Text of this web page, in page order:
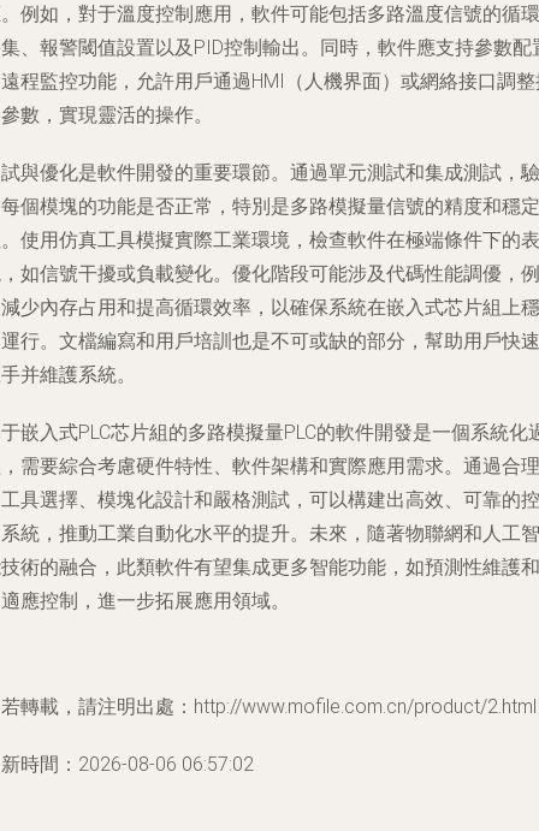
例如，對于溫度控制應用，軟件可能包括多路溫度信號的循環
、報警閾值設置以及PID控制輸出。同時，軟件應支持參數配
程監控功能，允許用戶通過HMI（人機界面）或網絡接口調
數，實現靈活的操作。
與優化是軟件開發的重要環節。通過單元測試和集成測試，驗
個模塊的功能是否正常，特別是多路模擬量信號的精度和穩定
使用仿真工具模擬實際工業環境，檢查軟件在極端條件下的表
如信號干擾或負載變化。優化階段可能涉及代碼性能調優，例
少內存占用和提高循環效率，以確保系統在嵌入式芯片組上穩
行。文檔編寫和用戶培訓也是不可或缺的部分，幫助用戶快速
并維護系統。
嵌入式PLC芯片組的多路模擬量PLC的軟件開發是一個系統化
需要綜合考慮硬件特性、軟件架構和實際應用需求。通過合理
具選擇、模塊化設計和嚴格測試，可以構建出高效、可靠的控
統，推動工業自動化水平的提升。未來，隨著物聯網和人工智
術的融合，此類軟件有望集成更多智能功能，如預測性維護和
應控制，進一步拓展應用領域。
轉載，請注明出處：http://www.mofile.com.cn/product/2.html
時間：2026-08-06 06:57:02